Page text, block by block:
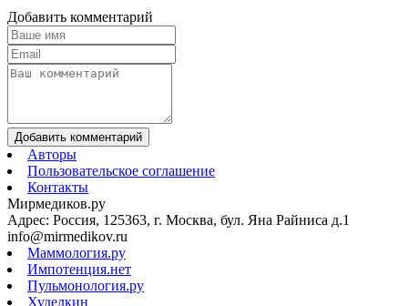
Добавить комментарий
Добавить комментарий
Авторы
Пользовательское соглашение
Контакты
Мирмедиков.ру
Адрес: Россия, 125363, г. Москва, бул. Яна Райниса д.1
info@mirmedikov.ru
Маммология.ру
Импотенция.нет
Пульмонология.ру
Худелкин